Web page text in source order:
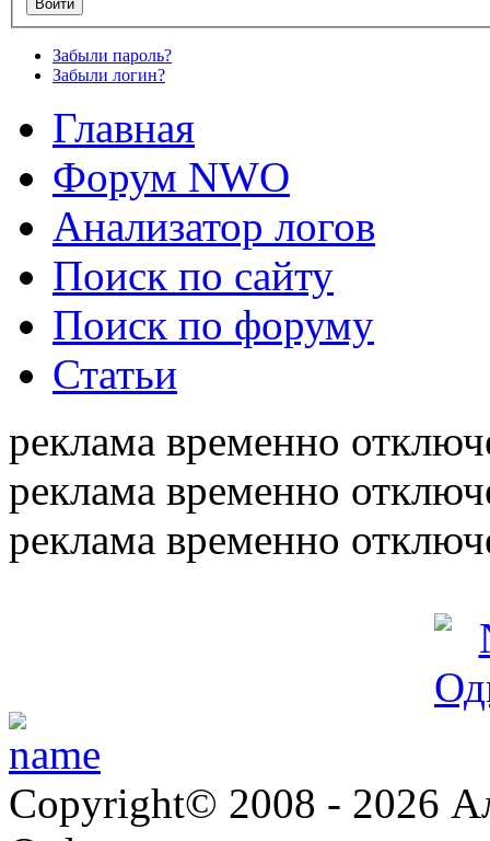
Забыли пароль?
Забыли логин?
Главная
Форум NWO
Анализатор логов
Поиск по сайту
Поиск по форуму
Статьи
реклама временно
реклама временно
реклама временно
Copyright© 2008 - 2026